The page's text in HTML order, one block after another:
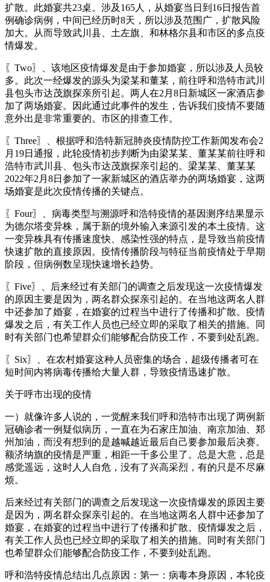
扩散。此婚宴共23桌。涉及165人，从婚宴当日到16日报告首
例确诊病例，中间已经历时8天，所以涉及范围广，扩散风险
加大。从而导致武川县、土左旗、和林格尔县和市区的多点疫
情爆发。
〖Two〗、该地区疫情爆发是由于参加婚宴，所以涉及人员较
多。此次一经爆发的源头为梁某和董某，前往呼和浩特市武川
县包头市达茂旗探亲所引起。两人在2月8日新城区一家酒店参
加了两场婚宴。因此通过此事件的发生，告诉我们疫情不要随
意外出是非常重要的。市区的排查工作。
〖Three〗、根据呼和浩特新冠肺炎疫情防控工作新闻发布会2
月19日通报，此轮疫情初步判断为由梁某某、董某某前往呼和
浩特市武川县、包头市达茂旗探亲引起的。梁某某、董某某
2022年2月8日参加了一家新城区的酒店举办的两场婚宴，这两
场婚宴是此次疫情传播的关键点。
〖Four〗、病毒类型与溯源呼和浩特疫情的基因测序结果显示
为德尔塔变异株，属于新的境外输入来源引发的本土疫情。这
一变异株具有传播速度快、感染性强的特点，是导致当前疫情
快速扩散的直接原因。疫情传播阶段与特征当前疫情处于早期
阶段，但病例数呈现快速增长趋势。
〖Five〗、后来经过有关部门的调查之后发现这一次疫情爆发
的原因主要是因为，两名群众探亲引起的。在当地这两名人群
中还参加了婚宴，在婚宴的过程当中进行了传播和扩散。疫情
爆发之后，有关工作人员也已经立即的采取了相关的措施。同
时有关部门也希望群众们能够配合防疫工作，不要到处乱跑。
〖Six〗、在农村婚宴这种人员密集的场合，超级传播者可在
短时间内将病毒传播给大量人群，导致疫情迅速扩散。
关于呼市出现的疫情
一）就像许多人说的，一觉醒来我们呼和浩特市出现了两例新
冠确诊者一例疑似病历，一直在为石家庄加油、南京加油、郑
州加油，而没有想到的是越喊越近最后自己要参加最后决赛。
额济纳旗的疫情是严重，相距一千多公里了。总是大意，总是
感觉遥远，这时人人自危，没有了兴高采烈，有的只是不尽麻
烦。
后来经过有关部门的调查之后发现这一次疫情爆发的原因主要
是因为，两名群众探亲引起的。在当地这两名人群中还参加了
婚宴，在婚宴的过程当中进行了传播和扩散。疫情爆发之后，
有关工作人员也已经立即的采取了相关的措施。同时有关部门
也希望群众们能够配合防疫工作，不要到处乱跑。
呼和浩特疫情总结出几点原因：第一：病毒本身原因，本轮疫